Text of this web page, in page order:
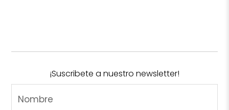
¡Suscribete a nuestro newsletter!